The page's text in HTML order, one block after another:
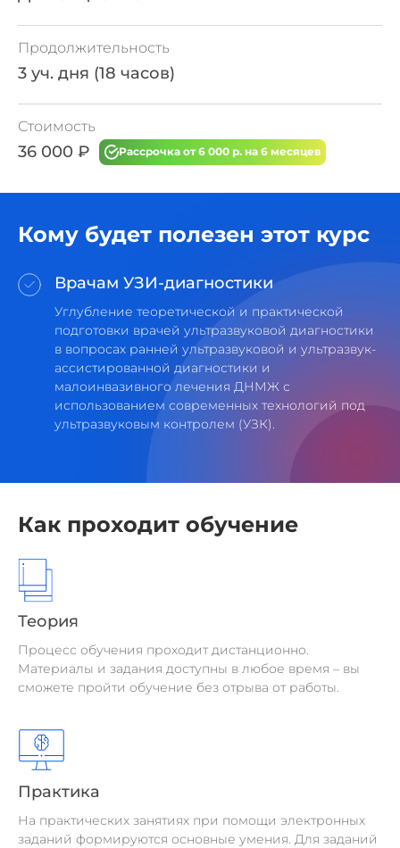
Продолжительность
3 уч. дня (18 часов)
Стоимость
36 000 ₽ Рассрочка от 6 000 р. на 6 месяцев
Кому будет полезен этот курс
Врачам УЗИ-диагностики
Углубление теоретической и практической
подготовки врачей ультразвуковой диагностики
в вопросах ранней ультразвуковой и ультразвук-
ассистированной диагностики и
малоинвазивного лечения ДНМЖ с
использованием современных технологий под
ультразвуковым контролем (УЗК).
Как проходит обучение
Теория
Процесс обучения проходит дистанционно.
Материалы и задания доступны в любое время – вы
сможете пройти обучение без отрыва от работы.
Практика
На практических занятиях при помощи электронных
заданий формируются основные умения. Для заданий